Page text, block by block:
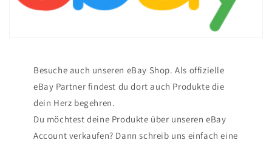
Besuche auch unseren eBay Shop. Als offizielle
eBay Partner findest du dort auch Produkte die
dein Herz begehren.
Du möchtest deine Produkte über unseren eBay
Account verkaufen? Dann schreib uns einfach eine